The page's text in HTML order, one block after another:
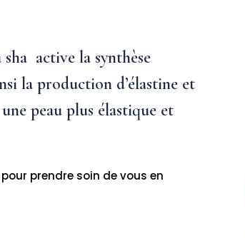
sha active la synthèse
la production d’élastine et
peau plus élastique et
prendre soin de vous en